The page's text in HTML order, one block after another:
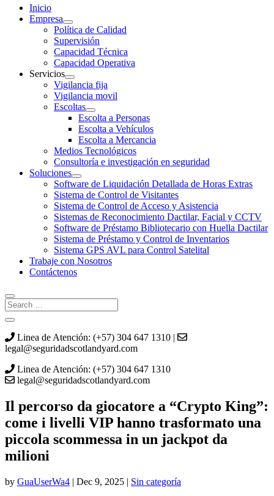
Inicio
Empresa
Política de Calidad
Supervisión
Capacidad Técnica
Capacidad Operativa
Servicios
Vigilancia fija
Vigilancia movil
Escoltas
Escolta a Personas
Escolta a Vehículos
Escolta a Mercancia
Medios Tecnológicos
Consultoría e investigación en seguridad
Soluciones
Software de Liquidación Detallada de Horas Extras
Sistema de Control de Visitantes
Sistema de Control de Acceso y Asistencia
Sistemas de Reconocimiento Dactilar, Facial y CCTV
Software de Préstamo Bibliotecario con Huella Dactilar
Sistema de Préstamo y Control de Inventarios
Sistema GPS AVL para Control Satelital
Trabaje con Nosotros
Contáctenos
Linea de Atención: (+57) 304 647 1310 |
legal@seguridadscotlandyard.com
Linea de Atención: (+57) 304 647 1310
legal@seguridadscotlandyard.com
Il percorso da giocatore a “Crypto King”:
come i livelli VIP hanno trasformato una
piccola scommessa in un jackpot da
milioni
by GuaUserWa4 | Dec 9, 2025 | Sin categoría